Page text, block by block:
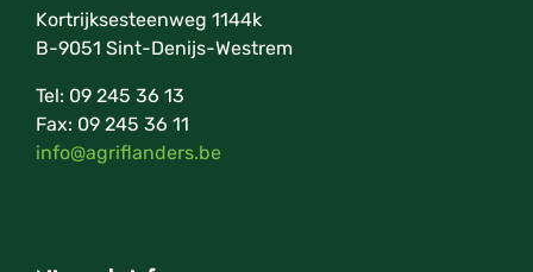
Kortrijksesteenweg 1144k
B-9051 Sint-Denijs-Westrem
Tel: 09 245 36 13
Fax: 09 245 36 11
info@agriflanders.be